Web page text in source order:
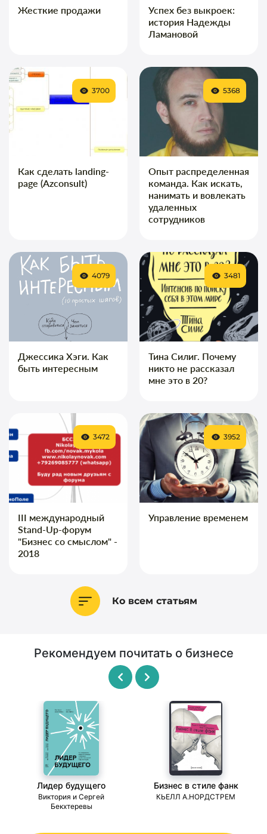
Жесткие продажи
Успех без выкроек:
история Надежды
Ламановой
Как сделать landing-
page (Azconsult)
3700
Опыт распределенная
команда. Как искать,
нанимать и вовлекать
удаленных
сотрудников
5368
Джессика Хэги. Как
быть интересным
4079
Тина Силиг. Почему
никто не рассказал
мне это в 20?
3481
III международный
Stand-Up-форум
"Бизнес со смыслом" -
2018
3472
Управление временем
3952
Ко всем статьям
Рекомендуем почитать о бизнесе
Лидер будущего
Виктория и Сергей
Бекхтеревы
Бизнес в стиле фанк
КЬЕЛЛ А.НОРДСТРЕМ